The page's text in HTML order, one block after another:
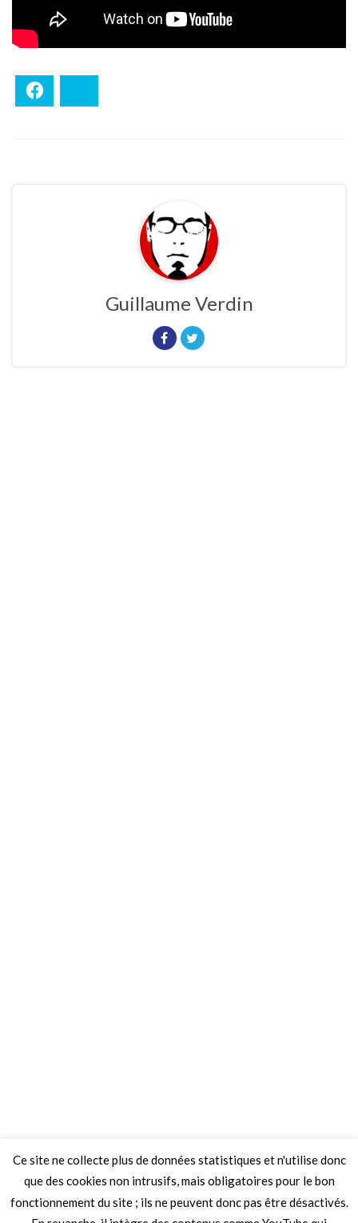
Guillaume Verdin
Ce site ne collecte plus de données statistiques et n'utilise donc
que des cookies non intrusifs, mais obligatoires pour le bon
fonctionnement du site ; ils ne peuvent donc pas être désactivés.